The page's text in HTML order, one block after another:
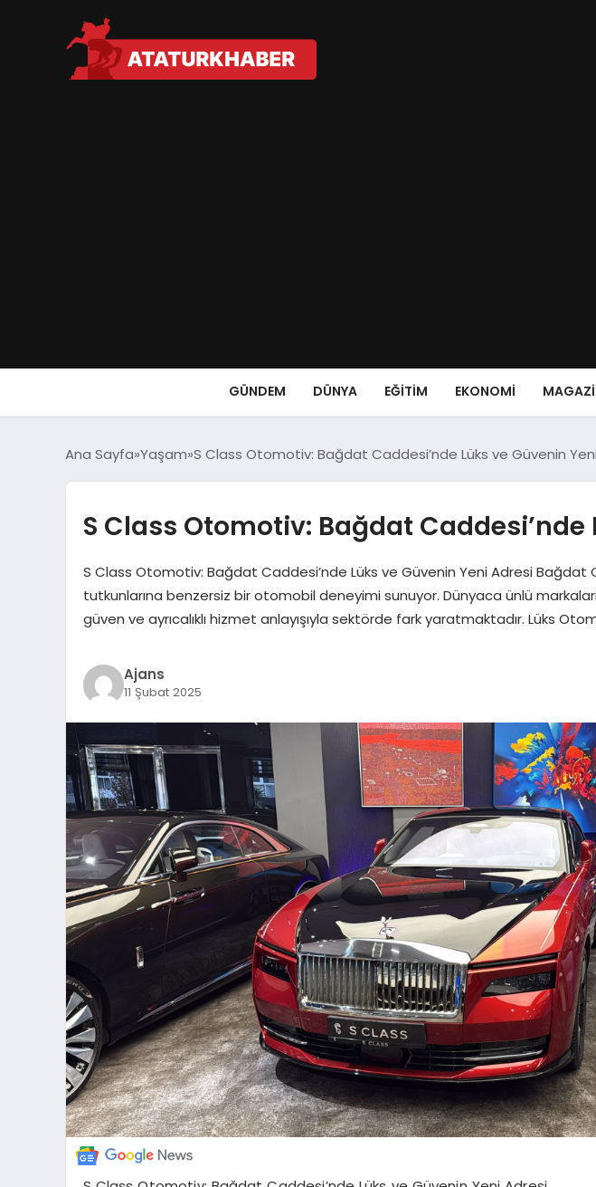
GÜNDEM DÜNYA EĞITIM EKONOMI
Ana Sayfa Yaşam S Class Otomotiv: Bağdat Caddesi’nde Lüks ve Güvenin
S Class Otomotiv: Bağdat
S Class Otomotiv: Bağdat Caddesi’nde Lüks ve Güvenin Yeni Adresi
tutkunlarına benzersiz bir otomobil deneyimi sunuyor. Dünyaca ünlü
güven ve ayrıcalıklı hizmet anlayışıyla sektörde fark yaratmaktadır. Lüks
Ajans
11 Şubat 2025